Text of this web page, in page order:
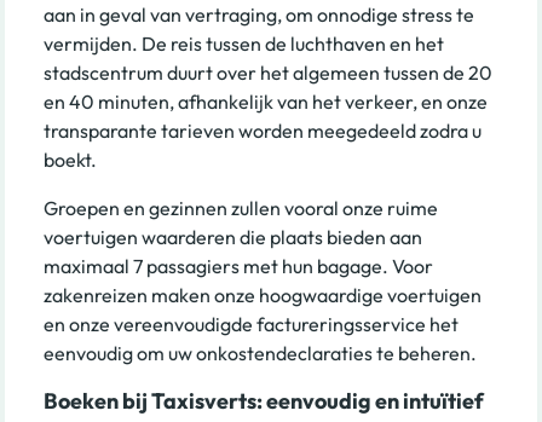
aan in geval van vertraging, om onnodige stress te
vermijden. De reis tussen de luchthaven en het
stadscentrum duurt over het algemeen tussen de 20
en 40 minuten, afhankelijk van het verkeer, en onze
transparante tarieven worden meegedeeld zodra u
boekt.
Groepen en gezinnen zullen vooral onze ruime
voertuigen waarderen die plaats bieden aan
maximaal 7 passagiers met hun bagage. Voor
zakenreizen maken onze hoogwaardige voertuigen
en onze vereenvoudigde factureringsservice het
eenvoudig om uw onkostendeclaraties te beheren.
Boeken bij Taxisverts: eenvoudig en intuïtief